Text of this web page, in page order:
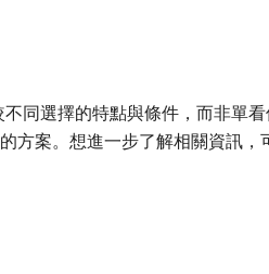
同選擇的特點與條件，而非單
方案。想進一步了解相關資訊，